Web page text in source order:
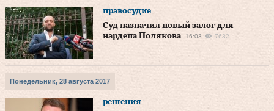
правосудие
Суд назначил новый залог для
нардепа Полякова
16:03 7632
Понедельник, 28 августа 2017
решения